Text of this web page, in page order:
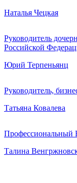
Наталья Чецкая
Руководитель
Российской
Юрий Терпеньянц
Руководитель,
Татьяна Ковалева
Профессиональный
Талина